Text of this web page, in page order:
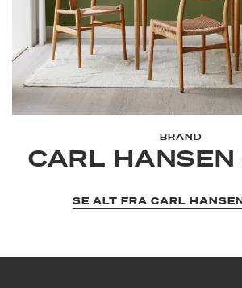
BRAND
CARL
SE ALT FRA CARL